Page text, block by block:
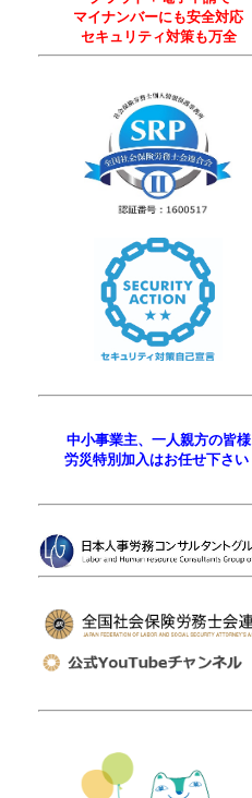
マイナンバーにも安全対応
セキュリティ対策も万全
中小事業主、一人親方の皆様
労災特別加入はお任せ下さい